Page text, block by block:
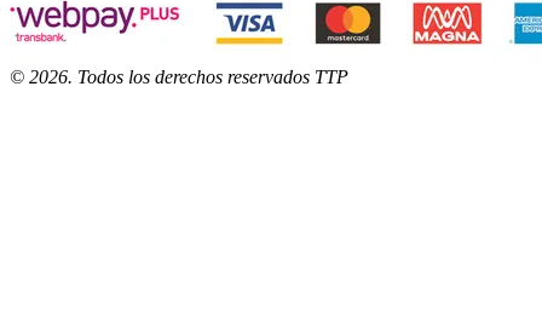
© 2026. Todos los derechos reservados TTP